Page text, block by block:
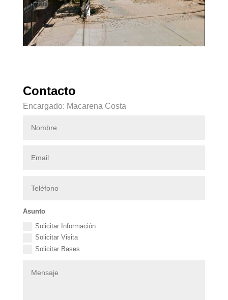
Contacto
Encargado: Macarena Costa
Asunto
Solicitar Información
Solicitar Visita
Solicitar Bases